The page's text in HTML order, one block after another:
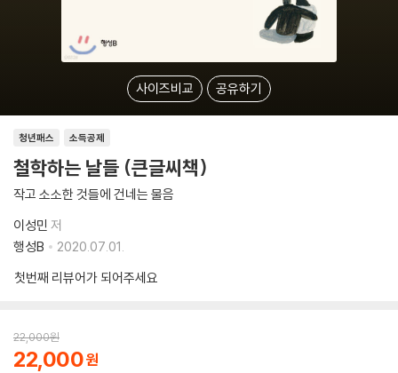
사이즈비교 공유하기
소득공제
청년패스
철학하는 날들 (큰글씨책)
작고 소소한 것들에 건네는 물음
이성민 저
행성B
2020.07.01.
첫번째 리뷰어가 되어주세요
22,000원
22,000